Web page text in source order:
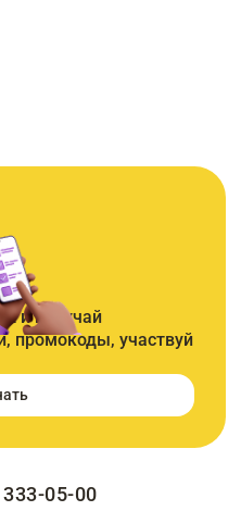
и получай
промокоды, участвуй
05-00